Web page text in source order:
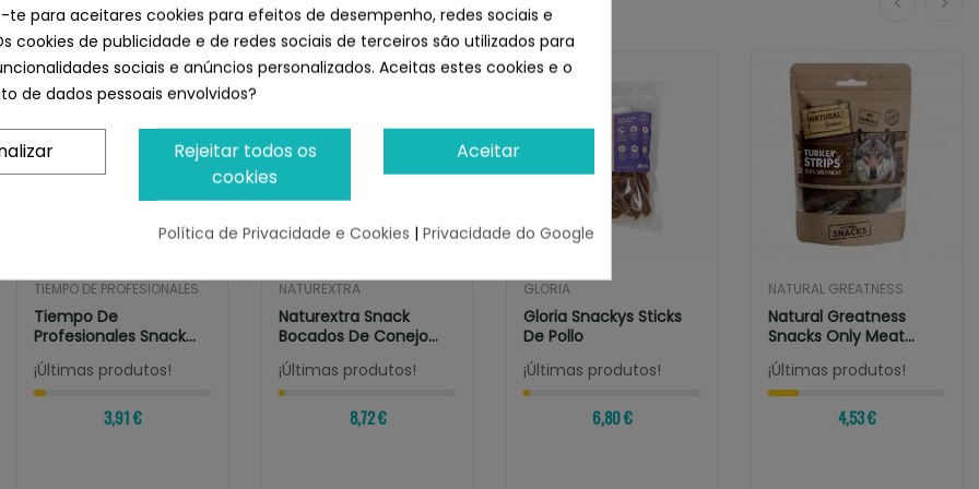
TIEMPO DE PROFESIONALES
Tiempo De
Profesionales Snack
Pesitas De Pollo
¡Últimas produtos!
3,91 €
NATUREXTRA
Naturextra Snack
Bocados De Conejo
Para Perros
¡Últimas produtos!
8,72 €
GLORIA
Gloria Snackys Sticks
De Pollo
¡Últimas produtos!
6,80 €
NATURAL GREATNESS
Natural Greatness
Snacks Only Meat
Turkey Strips
¡Últimas produtos!
4,53 €
te para aceitares cookies para efeitos de desempenho, redes sociais e
cookies de publicidade e de redes sociais de terceiros são utilizados para
sociais e anúncios personalizados. Aceitas estes cookies e o
de dados pessoais envolvidos?
Aceitar
Rejeitar todos os
cookies
Política de Privacidade e Cookies | Privacidade do Google